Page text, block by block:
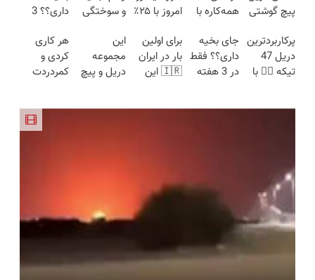
پیچ گوشتی
(تخفیف به
مدت
محدود)
همه‌کاره با
هوشمند ⚙️
(نصف
قیمت بازار
امروز با ۲۵٪
🔥
و سوختگی
هفته!!😍
داری؟؟ 3
محوش کن!
پرکاربردترین
دریل 47
تیکه 👈🏻 با
جای بخیه
داری؟؟ فقط
در 3 هفته
برای اولین
بار در ایران
🇮🇷 این
این
مجموعه
دریل و پیچ
هر کاری
کردی و
کمردردت
پرسشنامه و
دریافت راه